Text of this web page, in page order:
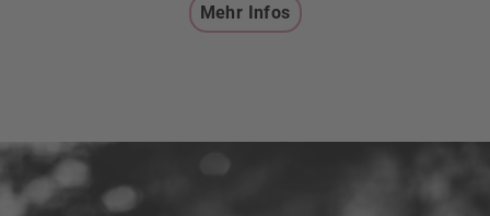
Mehr Infos